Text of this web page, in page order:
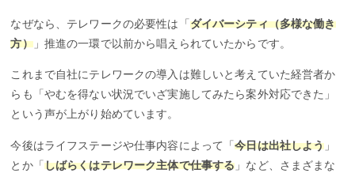
なぜなら、テレワークの必要性は「 ダイバーシティ（多様な働き
方）」推進の一環で以前から唱えられていたからです。
これまで自社にテレワークの導入は難しいと考えていた経営者か
らも「やむを得ない状況でいざ実施してみたら案外対応できた」
という声が上がり始めています。
今後はライフステージや仕事内容によって「今日は出社しよう 」
とか「しばらくはテレワーク主体で仕事する 」など、さまざまな